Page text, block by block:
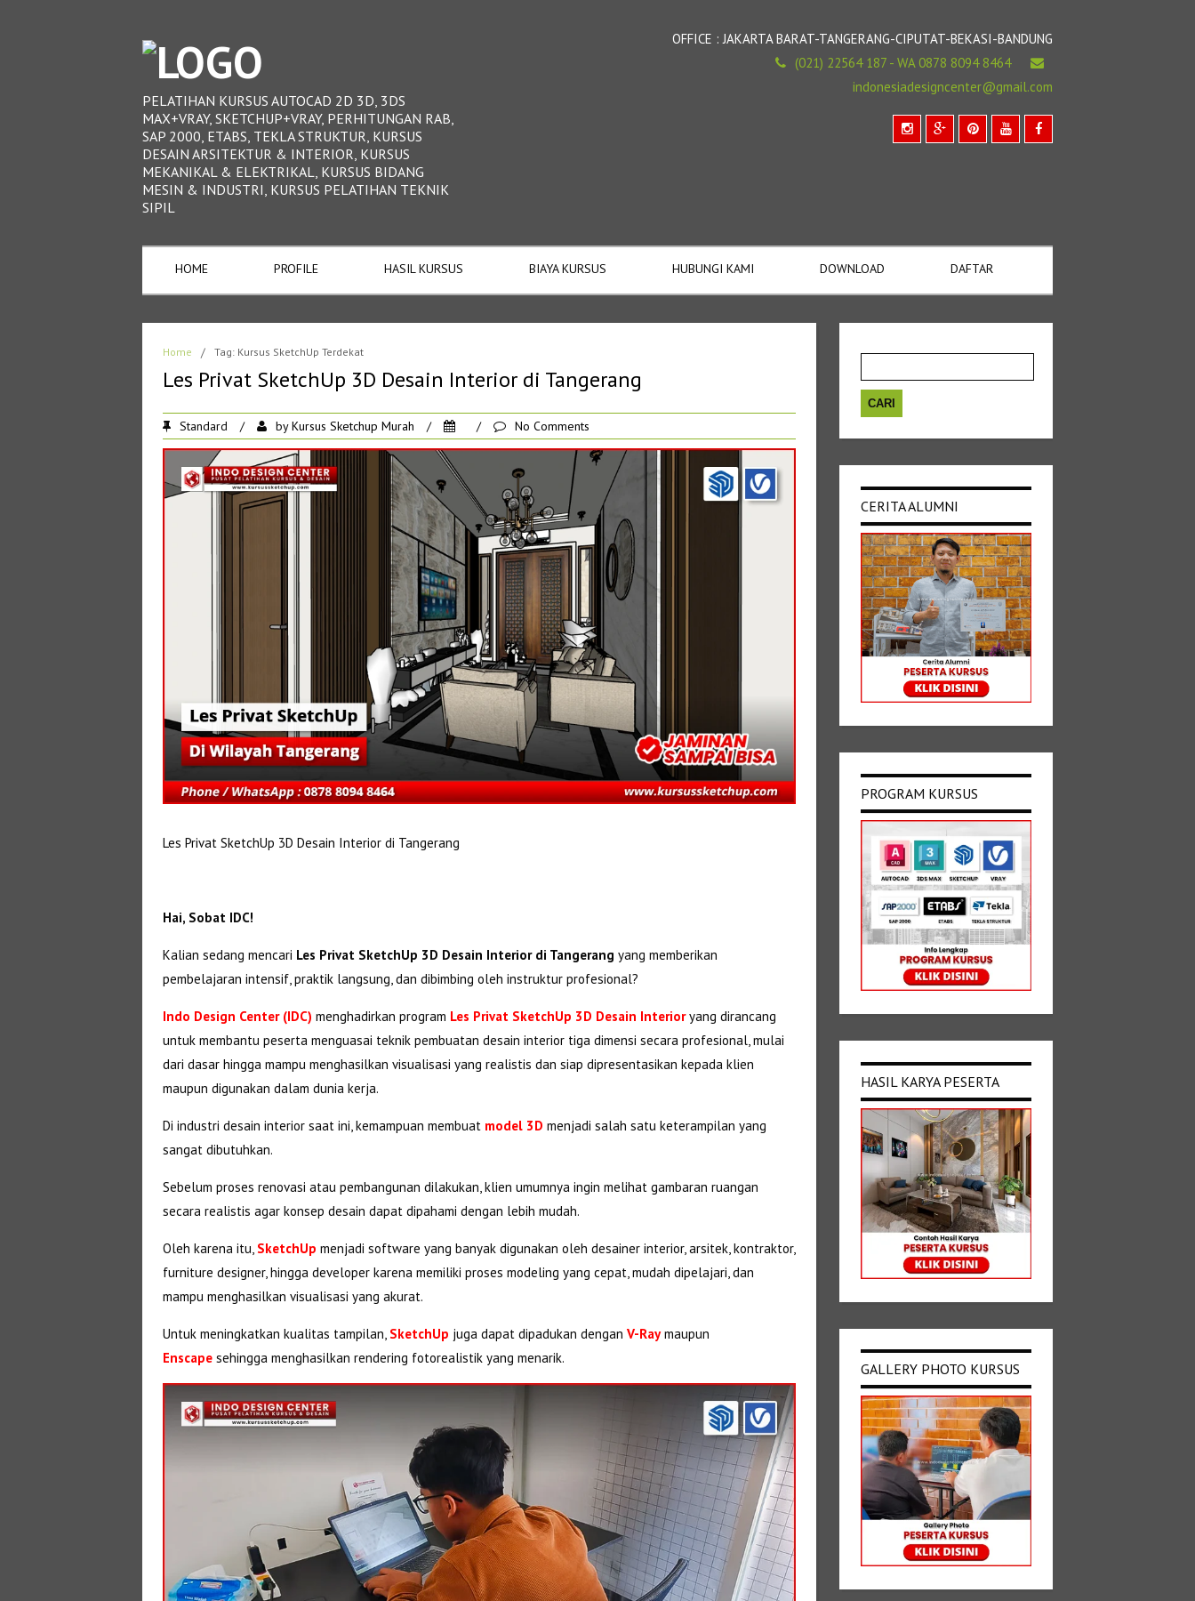
PELATIHAN KURSUS AUTOCAD 2D 3D, 3DS
MAX+VRAY, SKETCHUP+VRAY, PERHITUNGAN RAB,
SAP 2000, ETABS, TEKLA STRUKTUR, KURSUS
DESAIN ARSITEKTUR & INTERIOR, KURSUS
MEKANIKAL & ELEKTRIKAL, KURSUS BIDANG
MESIN & INDUSTRI, KURSUS PELATIHAN TEKNIK
SIPIL
OFFICE : JAKARTA BARAT-TANGERANG-CIPUTAT-BEKASI-BANDUNG
(021) 22564 187 - WA 0878 8094 8464
indonesiadesigncenter@gmail.com
HOME PROFILE HASIL KURSUS BIAYA KURSUS HUBUNGI KAMI DOWNLOAD DAFTAR
Home / Tag: Kursus SketchUp Terdekat
Les Privat SketchUp 3D Desain Interior di Tangerang
Standard / byKursus Sketchup Murah / / No Comments
Les Privat SketchUp 3D Desain Interior di Tangerang
Hai, Sobat IDC!
Kalian sedang mencari Les Privat SketchUp 3D Desain Interior di Tangerang yang memberikan
pembelajaran intensif, praktik langsung, dan dibimbing oleh instruktur profesional?
Indo Design Center (IDC) menghadirkan program Les Privat SketchUp 3D Desain Interior yang dirancang
untuk membantu peserta menguasai teknik pembuatan desain interior tiga dimensi secara profesional, mulai
dari dasar hingga mampu menghasilkan visualisasi yang realistis dan siap dipresentasikan kepada klien
maupun digunakan dalam dunia kerja.
Di industri desain interior saat ini, kemampuan membuat model 3D menjadi salah satu keterampilan yang
sangat dibutuhkan.
Sebelum proses renovasi atau pembangunan dilakukan, klien umumnya ingin melihat gambaran ruangan
secara realistis agar konsep desain dapat dipahami dengan lebih mudah.
Oleh karena itu, SketchUp menjadi software yang banyak digunakan oleh desainer interior, arsitek, kontraktor,
furniture designer, hingga developer karena memiliki proses modeling yang cepat, mudah dipelajari, dan
mampu menghasilkan visualisasi yang akurat.
Untuk meningkatkan kualitas tampilan, SketchUp juga dapat dipadukan dengan V-Raymaupun
Enscapesehingga menghasilkan rendering fotorealistik yang menarik.
untuk:
CERITA ALUMNI
PROGRAM KURSUS
HASIL KARYA PESERTA
GALLERY PHOTO KURSUS